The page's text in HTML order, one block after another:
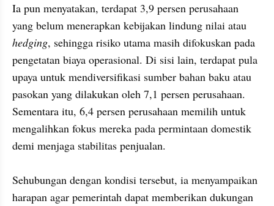
Ia pun menyatakan, terdapat 3,9 persen perusahaan
hedging, sehingga risiko utama masih difokuskan pada
pengetatan biaya operasional. Di sisi lain, terdapat pula
upaya untuk mendiversifikasi sumber bahan baku atau
pasokan yang dilakukan oleh 7,1 persen perusahaan.
Sementara itu, 6,4 persen perusahaan memilih untuk
mengalihkan fokus mereka pada permintaan domestik
demi menjaga stabilitas penjualan.
Sehubungan dengan kondisi tersebut, ia menyampaikan
harapan agar pemerintah dapat memberikan dukungan